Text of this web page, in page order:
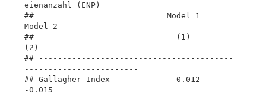
eienanzahl (ENP)
##                            Model 1
Model 2
##                              (1)
(2)
## -----------------------------------------
------------------------
## Gallagher-Index             -0.012
-0.015